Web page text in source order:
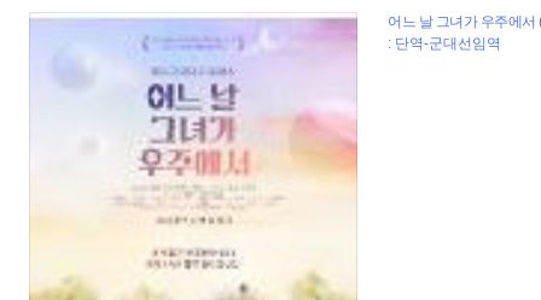
어느 날 그녀가 우주에서
: 단역-군대선임역